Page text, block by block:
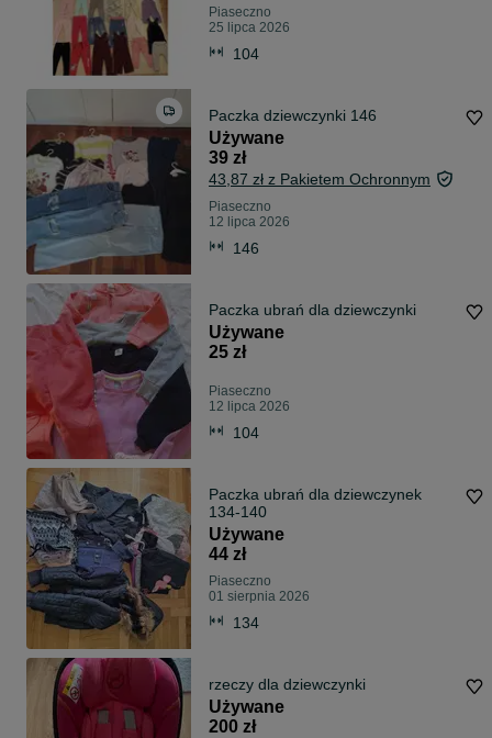
Piaseczno
25 lipca 2026
104
Paczka dziewczynki 146
Używane
39 zł
43,87 zł z Pakietem Ochronnym
Piaseczno
12 lipca 2026
146
Paczka ubrań dla dziewczynki
Używane
25 zł
Piaseczno
12 lipca 2026
104
Paczka ubrań dla dziewczynek
134-140
Używane
44 zł
Piaseczno
01 sierpnia 2026
134
rzeczy dla dziewczynki
Używane
200 zł